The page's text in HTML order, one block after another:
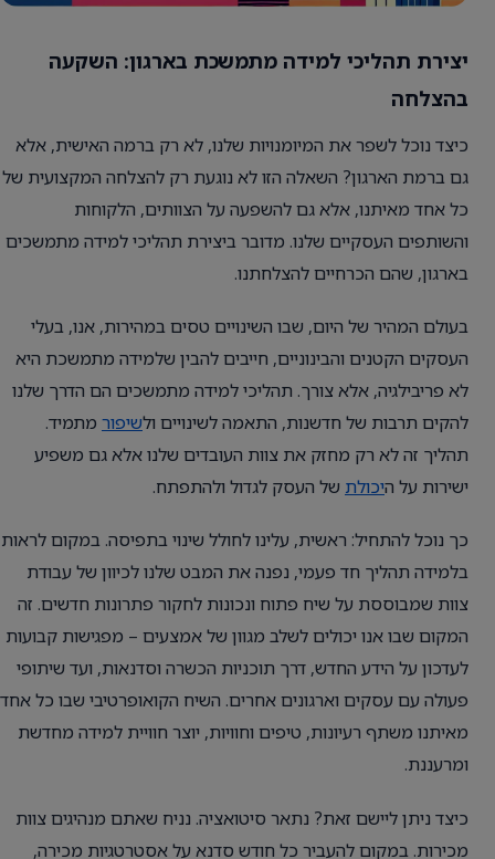
יצירת תהליכי למידה מתמשכת בארגון: השקעה
בהצלחה
כיצד נוכל לשפר את המיומנויות שלנו, לא רק ברמה האישית, אלא
גם ברמת הארגון? השאלה הזו לא נוגעת רק להצלחה המקצועית של
כל אחד מאיתנו, אלא גם להשפעה על הצוותים, הלקוחות
והשותפים העסקיים שלנו. מדובר ביצירת תהליכי למידה מתמשכים
בארגון, שהם הכרחיים להצלחתנו.
בעולם המהיר של היום, שבו השינויים טסים במהירות, אנו, בעלי
העסקים הקטנים והבינוניים, חייבים להבין שלמידה מתמשכת היא
לא פריבילגיה, אלא צורך. תהליכי למידה מתמשכים הם הדרך שלנו
להקים תרבות של חדשנות, התאמה לשינויים ולשיפור מתמיד.
תהליך זה לא רק מחזק את צוות העובדים שלנו אלא גם משפיע
ישירות על היכולת של העסק לגדול ולהתפתח.
כך נוכל להתחיל: ראשית, עלינו לחולל שינוי בתפיסה. במקום לראות
בלמידה תהליך חד פעמי, נפנה את המבט שלנו לכיוון של עבודת
צוות שמבוססת על שיח פתוח ונכונות לחקור פתרונות חדשים. זה
המקום שבו אנו יכולים לשלב מגוון של אמצעים – מפגישות קבועות
לעדכון על הידע החדש, דרך תוכניות הכשרה וסדנאות, ועד שיתופי
פעולה עם עסקים וארגונים אחרים. השיח הקואופרטיבי שבו כל אחד
מאיתנו משתף רעיונות, טיפים וחוויות, יוצר חוויית למידה מחדשת
ומרעננת.
כיצד ניתן ליישם זאת? נתאר סיטואציה. נניח שאתם מנהיגים צוות
מכירות. במקום להעביר כל חודש סדנא על אסטרטגיות מכירה,